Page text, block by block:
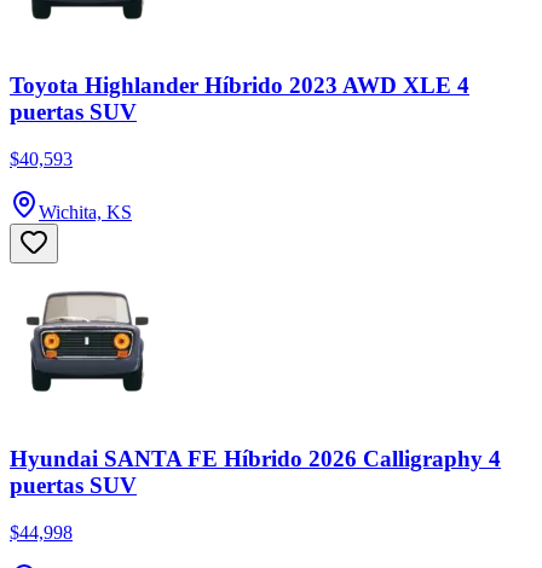
Toyota Highlander Híbrido 2023 AWD XLE 4
puertas SUV
$40,593
Wichita, KS
Hyundai SANTA FE Híbrido 2026 Calligraphy 4
puertas SUV
$44,998